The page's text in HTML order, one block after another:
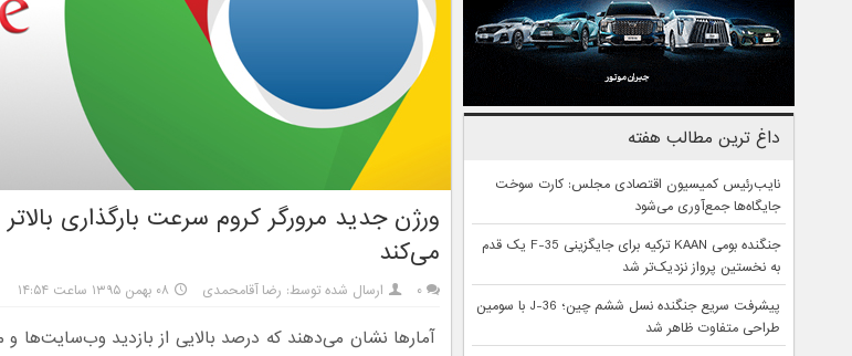
ورژن جدید مرورگر کروم سرعت بارگذاری
می‌کند
۰ ارسال شده توسط: رضا آقامحمدی ۰۸ بهمن ۱۳۹۵ ساعت ۱۴:۵۴
آمارها نشان می‌دهند که درصد بالایی از بازدید وب‌سایت‌ها
داغ ترین مطالب هفته
نایب‌رئیس کمیسیون اقتصادی مجلس: کارت سوخت
جایگاه‌ها جمع‌آوری می‌شود
جنگنده بومی KAAN ترکیه برای جایگزینی F-35 یک قدم
به نخستین پرواز نزدیک‌تر شد
پیشرفت سریع جنگنده نسل ششم چین؛ J-36 با سومین
طراحی متفاوت ظاهر شد